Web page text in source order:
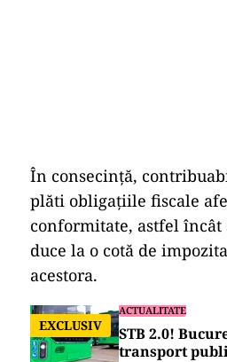
În consecință,
plăti obligațiile fiscale
conformitate, astfel încât
duce la o cotă de
acestora.
EXCLUSIV
ACTUALITATE
STB 2.0!
transport